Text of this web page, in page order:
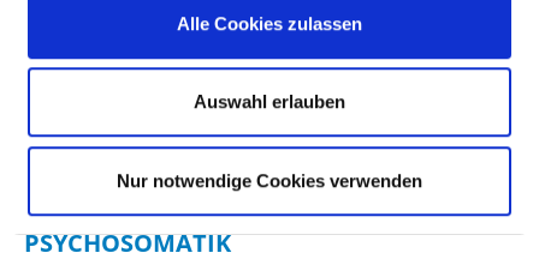
Alle Cookies zulassen
Auswahl erlauben
Nur notwendige Cookies verwenden
DIPLOM-PSYCHOLOGE UND DIPLOM-
AUSGEWÄHLTES THERAPEUTISCHES
PERSONAL IN PSYCHIATRIE UND
PSYCHOSOMATIK